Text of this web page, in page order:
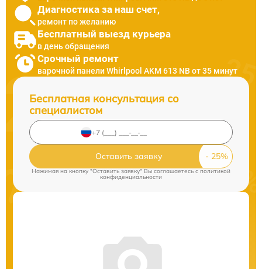
Диагностика за наш счет,
ремонт по желанию
Бесплатный выезд курьера
в день обращения
Срочный ремонт
варочной панели Whirlpool AKM 613 NB от 35 минут
Бесплатная консультация со
специалистом
Оставить заявку
Нажимая на кнопку "Оставить заявку" Вы соглашаетесь c политикой
конфиденциальности